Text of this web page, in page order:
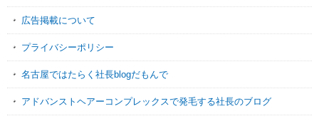
広告掲載について
プライバシーポリシー
名古屋ではたらく社長blogだもんで
アドバンストヘアーコンプレックスで発毛する社長のブログ